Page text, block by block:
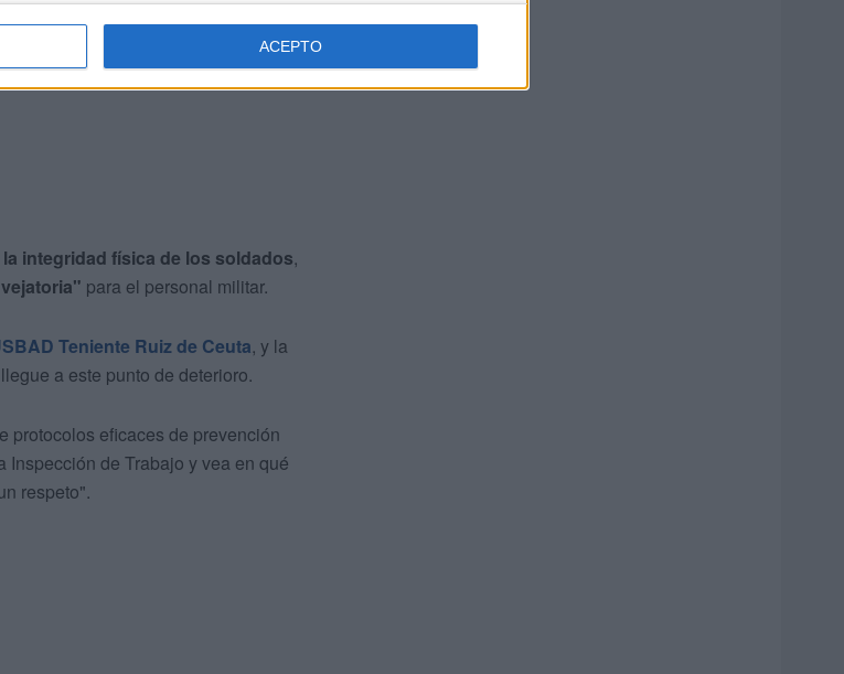
ACEPTO
integridad física de los soldados,
para el personal militar.
Teniente Ruiz de Ceuta, y la
a este punto de deterioro.
protocolos eficaces de prevención
de Trabajo y vea en qué
respeto".